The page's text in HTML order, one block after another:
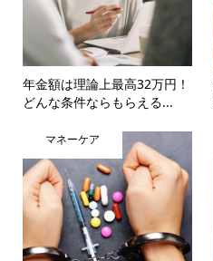
年金額は理論上最高32万円！
どんな条件ならもらえる...
マネーケア